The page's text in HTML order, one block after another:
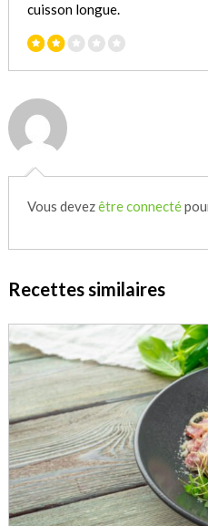
cuisson longue.
Vous devezêtre connecté
Recettes similaires